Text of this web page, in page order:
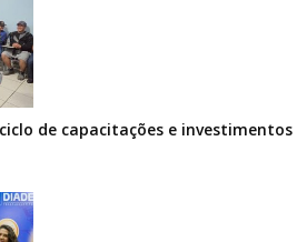
de capacitações e